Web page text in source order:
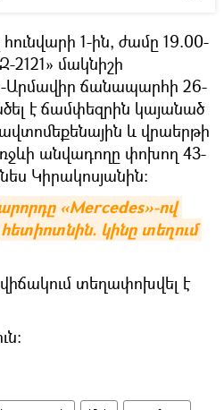
1-ին, ժամը 19.00-
2121» մակնիշի
Արմավիր ճանապարհի 26-
է ճամփեզրին կայանած
և վրաերթի
անվադողը փոխող 43-
Կիրակոսյանին։
«Mercedes»-ով
կինը տեղում
տեղափոխվել է